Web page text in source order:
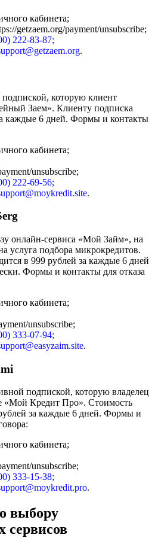
кабинета;
getzaem.org/payment/unsubscribe;
222-83-87;
.
которую клиент
Заем». Клиенту подписка
каждые 6 дней. Формы и контакты
кабинета;
unsubscribe;
222-69-56;
.
онлайн-сервиса «Мой Займ», на
услуга подбора микрокредитов.
в 999 рублей за каждые 6 дней
Формы и контакты для отказа
кабинета;
unsubscribe;
333-07-94;
.
подпиской, которую владелец
«Мой Кредит Про». Стоимость
за каждые 6 дней. Формы и
кабинета;
unsubscribe;
333-15-38;
.
выбору
сервисов